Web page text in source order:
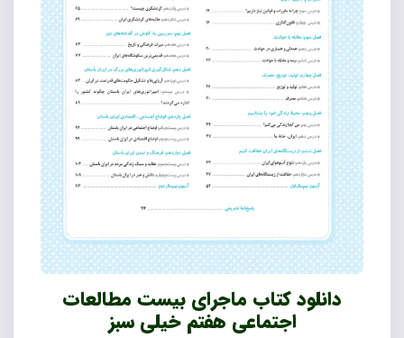
دانلود کتاب ماجرای بیست مطالعات
اجتماعی هفتم خیلی سبز